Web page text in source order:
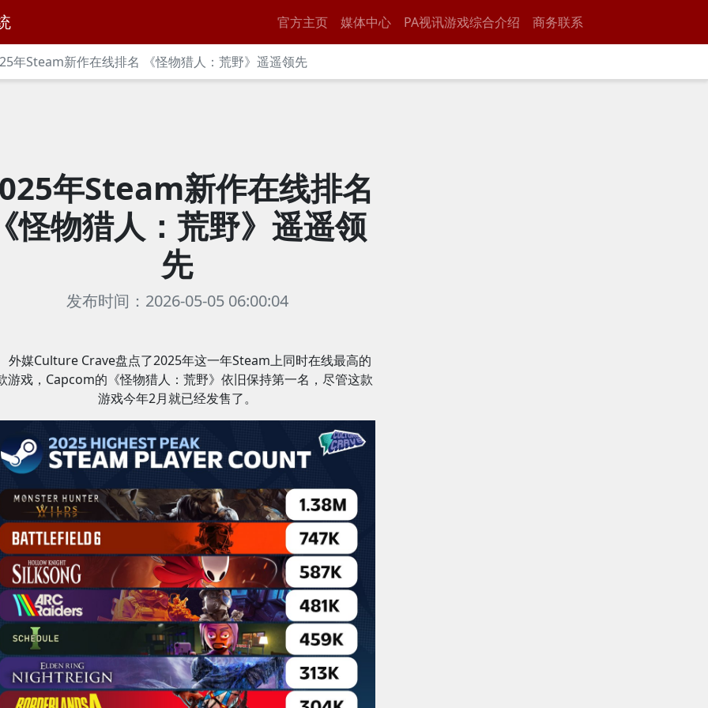
官方主页 媒体中心 PA视讯游戏综合介绍 商务联系
年Steam新作在线排名 《怪物猎人：荒野》遥遥领先
年Steam新作在线排名
怪物猎人：荒野》遥遥领
先
发布时间：2026-05-05 06:00:04
外媒Culture Crave盘点了2025年这一年Steam上同时在线最高的
游戏，Capcom的《怪物猎人：荒野》依旧保持第一名，尽管这款
游戏今年2月就已经发售了。